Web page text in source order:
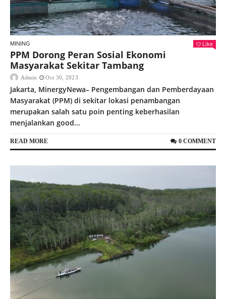
MINING Like
PPM Dorong Peran Sosial Ekonomi
Masyarakat Sekitar Tambang
Admin Oct 30, 2023
Jakarta, MinergyNewa– Pengembangan dan Pemberdayaan
Masyarakat (PPM) di sekitar lokasi penambangan
merupakan salah satu poin penting keberhasilan
menjalankan good...
READ MORE 0 COMMENT